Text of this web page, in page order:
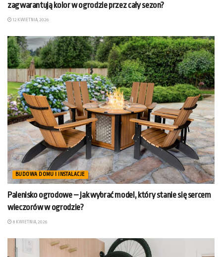
zagwarantują kolor w ogrodzie przez cały sezon?
12 KWIETNIA, 2026
BUDOWA DOMU I INSTALACJE
Palenisko ogrodowe – jak wybrać model, który stanie się sercem
wieczorów w ogrodzie?
8 KWIETNIA, 2026